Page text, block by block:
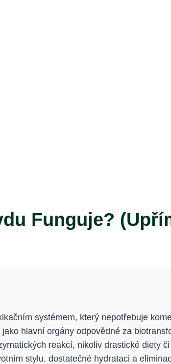
Funguje?
systémem, který nepotřebuje
hlavní orgány odpovědné za
reakcí, nikoliv drastické diety
stylu, dostatečné hydrataci a